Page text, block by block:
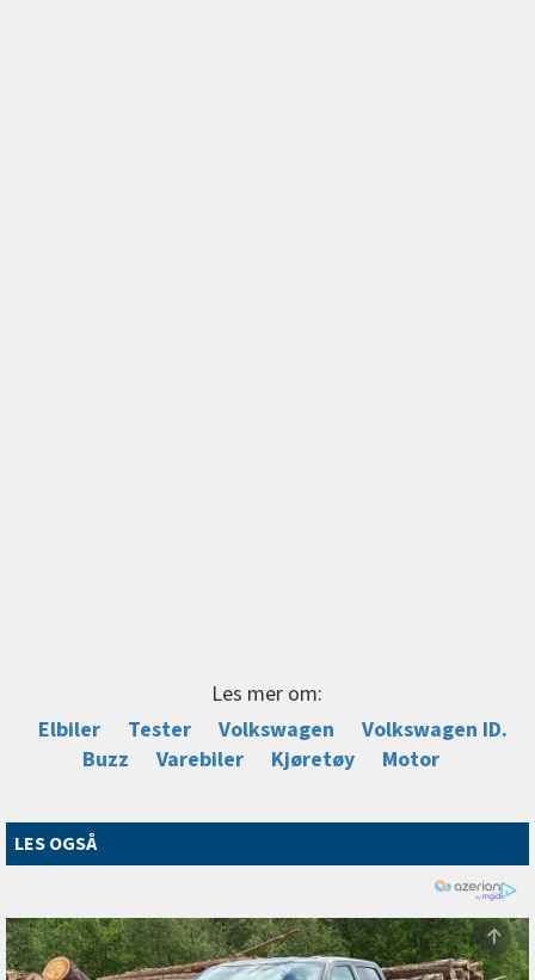
Les mer om:
Elbiler
Tester Volkswagen
Volkswagen ID.
Buzz
Varebiler Kjøretøy Motor
LES OGSÅ